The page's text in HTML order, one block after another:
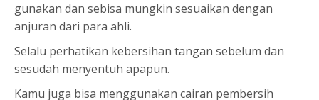
gunakan dan sebisa mungkin sesuaikan dengan
anjuran dari para ahli.
Selalu perhatikan kebersihan tangan sebelum dan
sesudah menyentuh apapun.
Kamu juga bisa menggunakan cairan pembersih